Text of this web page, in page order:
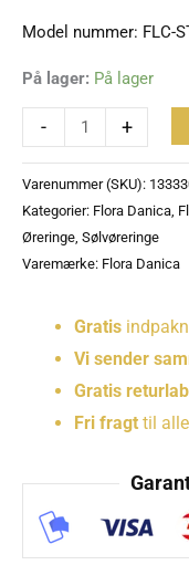
Model nummer: FLC-
På lager: På lager
-
antal
+
Varenummer (SKU):
Kategorier: Flora Danica
Øreringe Sølvøreringe
Varemærke: Flora Danica
Gratis
Vi sender
Gratis
Fri fragt til